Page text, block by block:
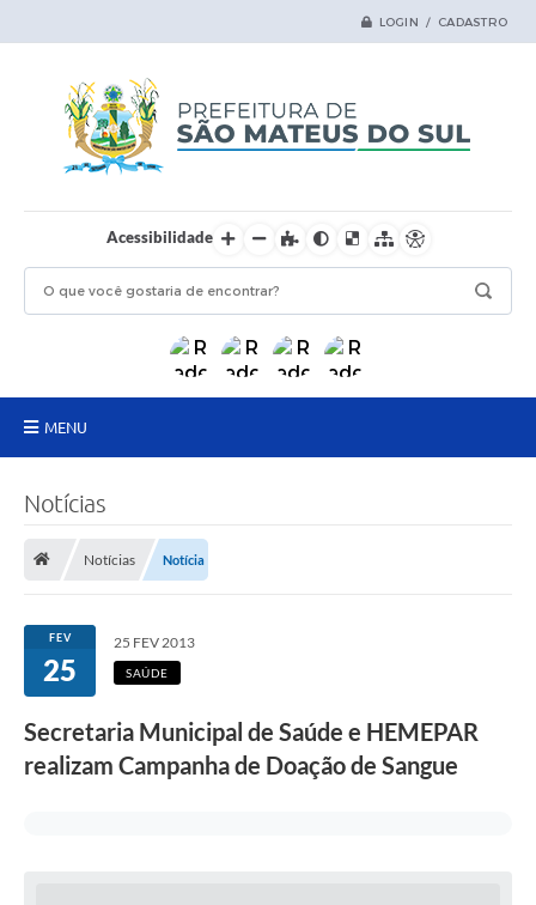
LOGIN / CADASTRO
Acessibilidade
MENU
Transparência
Secretarias
Ouvidoria
Notícias
Notícias Notícia
FEV
25
25 FEV 2013
SAÚDE
Secretaria Municipal de Saúde e HEMEPAR
realizam Campanha de Doação de Sangue